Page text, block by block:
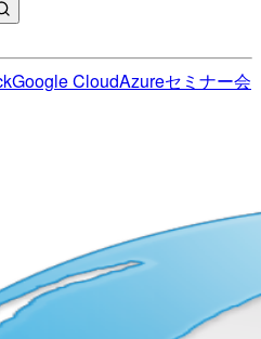
Google CloudAzureセミナー会